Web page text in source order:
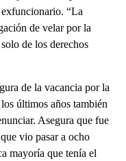
“La
de velar por la
de los derechos
de la vacancia por la
últimos años también
Asegura que fue
vio pasar a ocho
mayoría que tenía el